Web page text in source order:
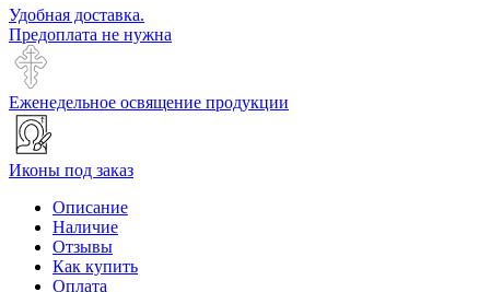
Удобная доставка.
Предоплата не нужна
Еженедельное освящение продукции
Иконы под заказ
Описание
Наличие
Отзывы
Как купить
Оплата